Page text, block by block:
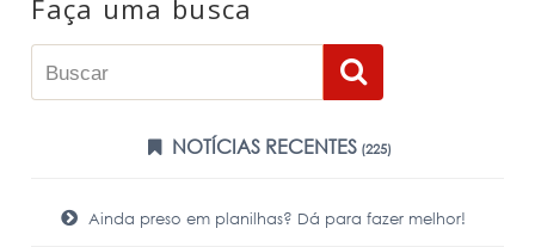
Faça uma busca
NOTÍCIAS RECENTES(225)
Ainda preso em planilhas? Dá para fazer melhor!